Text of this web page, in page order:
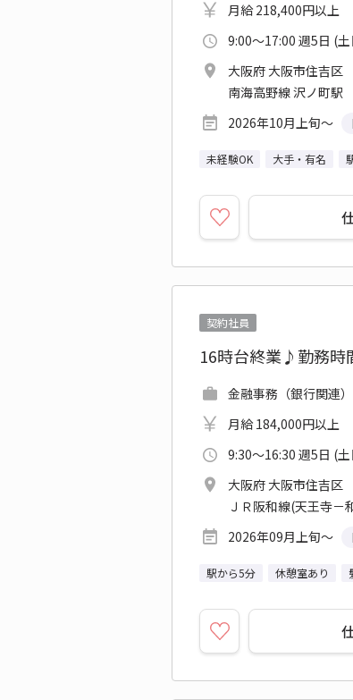
月給 218,400円以上
9:00～17:00 週5日 (
大阪府 大阪市住吉区
南海高野線 沢ノ町駅
2026年10月上旬～
未経験OK 大手・有名
契約社員
16時台終業♪勤務時
金融事務（銀行関連
月給 184,000円以上
9:30～16:30 週5日 (
大阪府 大阪市住吉区
ＪＲ阪和線(天王寺－
2026年09月上旬～
駅から5分 休憩室あり